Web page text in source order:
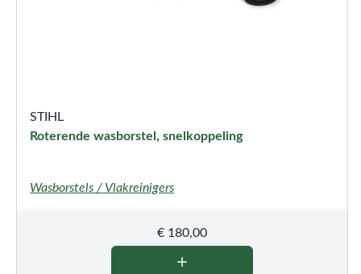
STIHL
Roterende wasborstel, snelkoppeling
Wasborstels / Vlakreinigers
€ 180,00